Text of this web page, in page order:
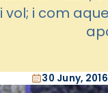
vol; i com
30 Juny, 2016